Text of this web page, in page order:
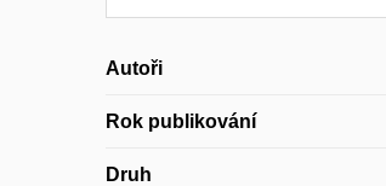
Autoři
Rok publikování
Druh